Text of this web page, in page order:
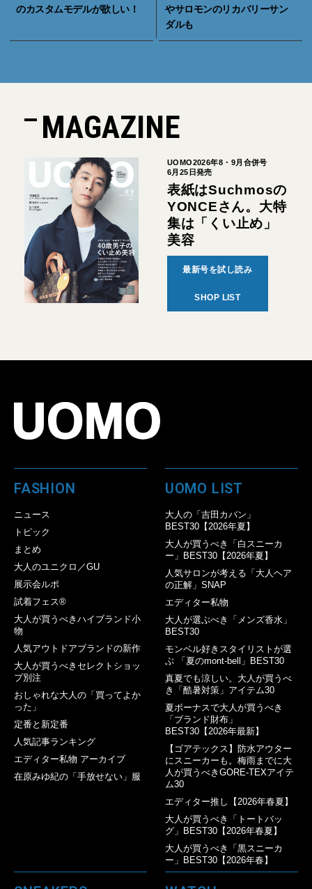
のカスタムモデルが欲しい！
やサロモンのリカバリーサン
ダルも
MAGAZINE
UOMO2026年8・9月合併号
6月25日発売
表紙はSuchmosの
YONCEさん。大特
集は「くい止め」
美容
最新号を試し読み
SHOP LIST
FASHION
ニュース
トピック
まとめ
大人のユニクロ／GU
展示会ルポ
試着フェス®︎
大人が買うべきハイブランド小
物
人気アウトドアブランドの新作
大人が買うべきセレクトショッ
プ別注
おしゃれな大人の「買ってよか
った」
定番と新定番
人気記事ランキング
エディター私物 アーカイブ
在原みゆ紀の「手放せない」服
UOMO LIST
大人の「吉田カバン」
BEST30【2026年夏】
大人が買うべき「白スニーカ
ー」BEST30【2026年夏】
人気サロンが考える「大人ヘア
の正解」SNAP
エディター私物
大人が選ぶべき「メンズ香水」
BEST30
モンベル好きスタイリストが選
ぶ 「夏のmont-bell」BEST30
真夏でも涼しい。大人が買うべ
き「酷暑対策」アイテム30
夏ボーナスで大人が買うべき
「ブランド財布」
BEST30【2026年最新】
【ゴアテックス】防水アウター
にスニーカーも。梅雨までに大
人が買うべきGORE-TEXアイテ
ム30
エディター推し【2026年春夏】
大人が買うべき「トートバッ
グ」BEST30【2026年春夏】
大人が買うべき「黒スニーカ
ー」BEST30【2026年春】